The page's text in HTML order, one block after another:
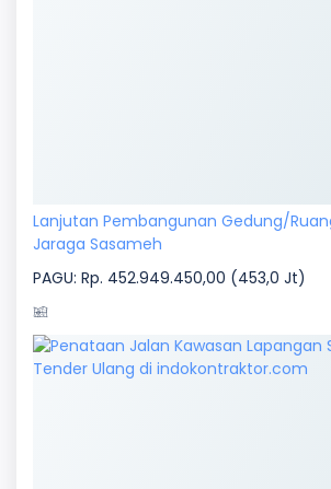
Lanjutan Pembangunan Gedung/Ruang
Jaraga Sasameh
PAGU: Rp. 452.949.450,00 (453,0 Jt)